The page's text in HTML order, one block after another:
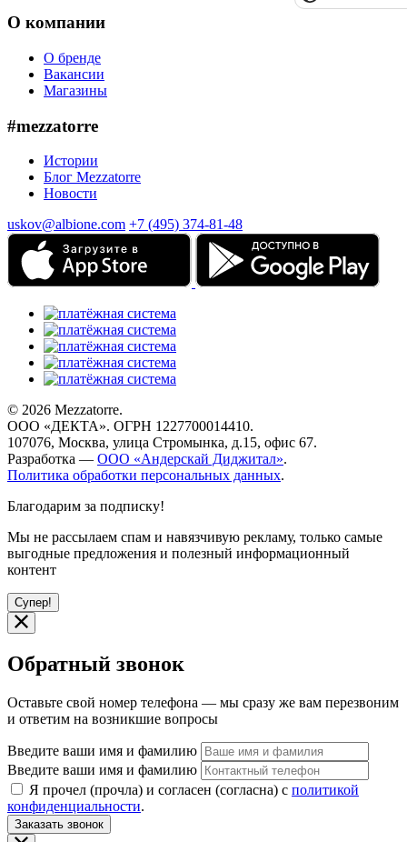
О компании
О бренде
Вакансии
Магазины
#mezzatorre
Истории
Блог Mezzatorre
Новости
uskov@albione.com +7 (495) 374-81-48
© 2026 Mezzatorre.
ООО «ДЕКТА». ОГРН 1227700014410.
107076, Москва, улица Стромынка, д.15, офис 67.
Разработка — ООО «Андерскай Диджитал».
Политика обработки персональных данных.
Благодарим за подписку!
Мы не рассылаем спам и навязчивую рекламу, только самые
выгодные предложения и полезный информационный
контент
Супер!
Обратный звонок
Оставьте свой номер телефона — мы сразу же вам перезвоним
и ответим на возникшие вопросы
Введите ваши имя и фамилию
Введите ваши имя и фамилию
Я прочел (прочла) и согласен (согласна) с политикой
конфиденциальности.
Заказать звонок